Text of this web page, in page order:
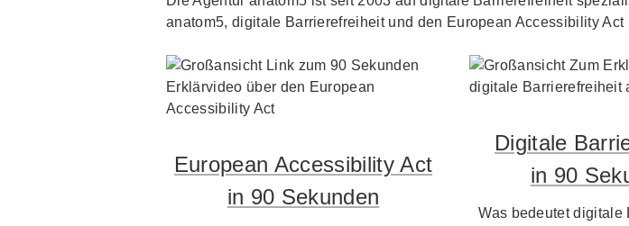
anatom5, digitale Barrierefreiheit und den European Accessibility Act
European Accessibility Act
in 90 Sekunden
Digitale
in 90
Was bedeutet digitale